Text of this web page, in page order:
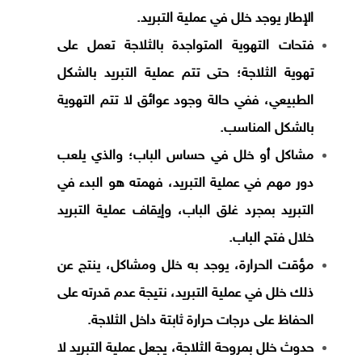
الإطار يوجد خلل في عملية التبريد.
فتحات التهوية المتواجدة بالثلاجة تعمل على
تهوية الثلاجة؛ حتى تتم عملية التبريد بالشكل
الطبيعي، ففي حالة وجود عوائق لا تتم التهوية
بالشكل المناسب.
مشاكل أو خلل في حساس الباب؛ والذي يلعب
دور مهم في عملية التبريد، فهمته هو البدء في
التبريد بمجرد غلق الباب، وإيقاف عملية التبريد
خلال فتح الباب.
مؤقت الحرارة، يوجد به خلل ومشاكل، ينتج عن
ذلك خلل في عملية التبريد، نتيجة عدم قدرته على
الحفاظ على درجات حرارة ثابتة داخل الثلاجة.
حدوث خلل بمروحة الثلاجة، يجعل عملية التبريد لا